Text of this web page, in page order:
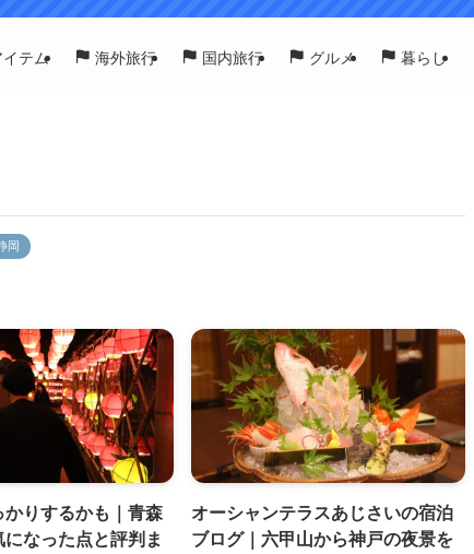
テム 海外旅行 国内旅行 グルメ 暮らし
岡
かりするかも｜青森
なった点と評判ま
オーシャンテラスあじさいの宿泊
ブログ｜六甲山から神戸の夜景を